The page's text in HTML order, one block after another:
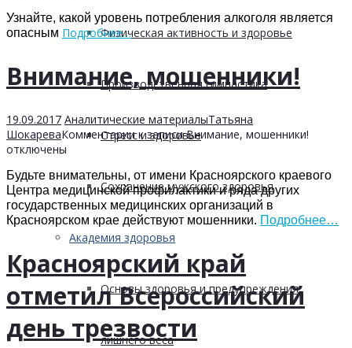
Физическая активность и здоровье
Производственная гимнастика
Стресс и здоровье
Сохранение мужского здоровья
Академия здоровья
Основы здоровья и предупреждения
лишнего веса
Узнайте, какой уровень потребления алкоголя является
опасным Подробнее…
Внимание, мошенники!
19.09.2017 Аналитические материалыТатьяна
ШокареваКомментариик записи Внимание, мошенники!
отключены
Будьте внимательны, от имени Красноярского краевого
Центра медицинской профилактики и ряда других
государственных медицинских организаций в
Красноярском крае действуют мошенники. Подробнее…
Красноярский край
отметил Всероссийский
день трезвости